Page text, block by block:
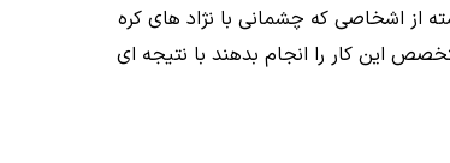
از اشخاصی که چشمانی با نژاد های کره
این کار را انجام بدهند با نتیجه ای